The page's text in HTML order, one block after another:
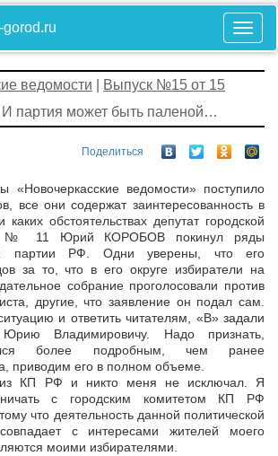
ведомости
Выпуск №15 от 15
И партия может быть паленой…
Поделиться
«Новочеркасские ведомости» поступило
все они содержат заинтересованность в
обстоятельствах депутат городской
№ 11 Юрий КОРОБОВ покинул ряды
партии РФ. Одни уверены, что его
за то, что в его округе избиратели на
собрание проголосовали против
другие, что заявление он подал сам.
и ответить читателям, «В» задали
Владимировичу. Надо признать,
более подробным, чем ранее
приводим его в полном объеме.
КП РФ и никто меня не исключал. Я
с городским комитетом КП РФ
что деятельность данной политической
с интересами жителей моего
моими избирателями.